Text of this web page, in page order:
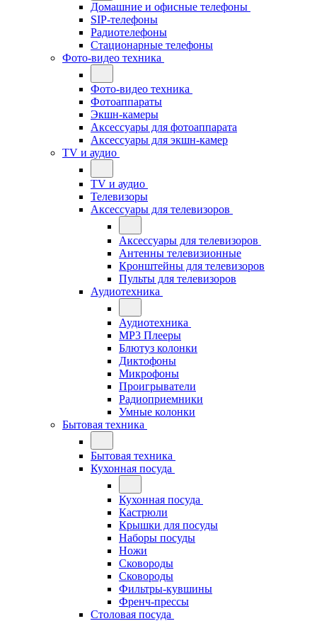
Домашние и офисные телефоны
SIP-телефоны
Радиотелефоны
Стационарные телефоны
Фото-видео техника
Фото-видео техника
Фотоаппараты
Экшн-камеры
Аксессуары для фотоаппарата
Аксессуары для экшн-камер
TV и аудио
TV и аудио
Телевизоры
Аксессуары для телевизоров
Аксессуары для телевизоров
Антенны телевизионные
Кронштейны для телевизоров
Пульты для телевизоров
Аудиотехника
Аудиотехника
MP3 Плееры
Блютуз колонки
Диктофоны
Микрофоны
Проигрыватели
Радиоприемники
Умные колонки
Бытовая техника
Бытовая техника
Кухонная посуда
Кухонная посуда
Кастрюли
Крышки для посуды
Наборы посуды
Ножи
Сковороды
Сковороды
Фильтры-кувшины
Френч-прессы
Столовая посуда